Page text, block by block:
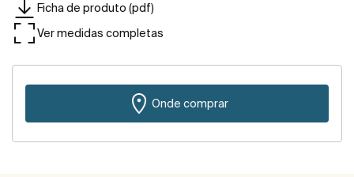
Ficha de produto (pdf)
Ver medidas completas
Onde comprar